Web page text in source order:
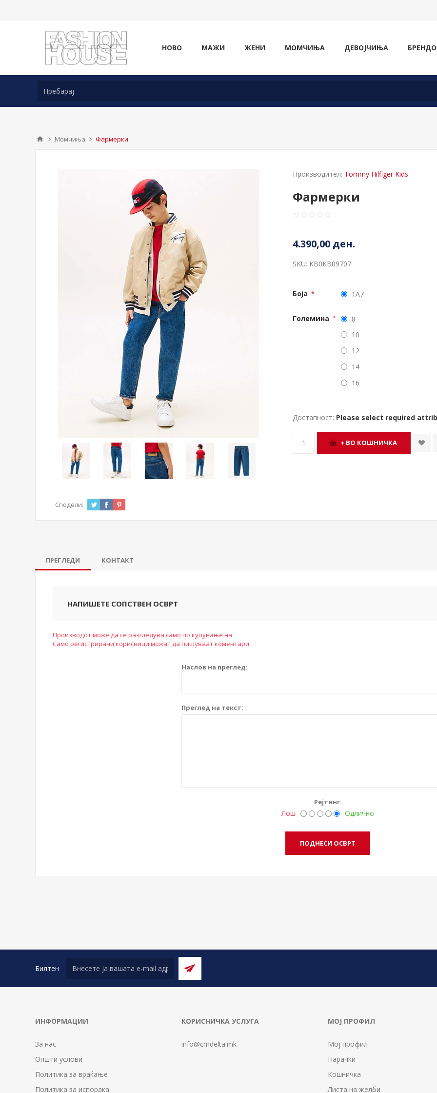
НОВО МАЖИ ЖЕНИ МОМЧИЊА ДЕВОЈЧИЊА
Момчиња Фармерки
Производител: Tommy Hilfiger Kids
Фармерки
4.390,00 ден.
SKU: KB0KB09707
Боја * 1A7
Големина *
8
10
12
14
16
Достапност: Please select required
Сподели:
ПРЕГЛЕДИ КОНТАКТ
НАПИШЕТЕ СОПСТВЕН ОСВРТ
Производот може да се разгледува само по купување на
Само регистрирани корисници можат да пишуваат коментари
Наслов на преглед:
Преглед на текст:
Рејтинг:
Лош Одлично
Билтен
ИНФОРМАЦИИ
За нас
Општи услови
Политика за враќање
Политика за испорака
КОРИСНИЧКА УСЛУГА
info@cmdelta.mk
МОЈ ПРОФИЛ
Мој профил
Нарачки
Кошничка
Листа на желби